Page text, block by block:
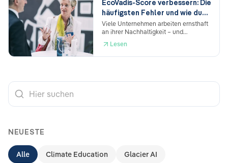
identifizieren → Stakeholder-Input →
Bewertung & Schwellenwerte →
Dokumentation.
neuen Anpassungsbedarf. Was sich
ändert, was bleibt, und warum der
Aufwand trotzdem beträchtlich bleibt.
EcoVadis-Score verbessern: Die
häufigsten Fehler und wie du
sie vermeidest
Viele Unternehmen arbeiten ernsthaft
an ihrer Nachhaltigkeit – und
bekommen trotzdem einen
enttäuschenden EcoVadis-Score. Der
Grund ist meist nicht mangelnde
Fehler und was du konkret dagegen
Lesen
NEUESTE
Alle Climate Education Glacier AI